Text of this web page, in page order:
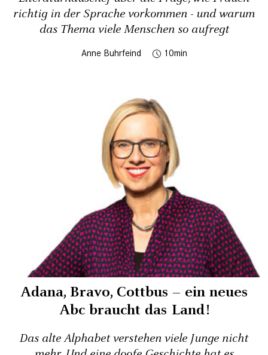
richtig in der Sprache vorkommen - und warum
das Thema viele Menschen so aufregt
Anne Buhrfeind 10
Adana, Bravo, Cottbus – ein neues
Abc braucht das Land!
Das alte Alphabet verstehen viele Junge nicht